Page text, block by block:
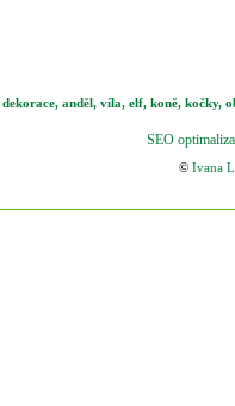
dekorace, anděl, víla, elf, koně, kočky,
SEO
© Ivana